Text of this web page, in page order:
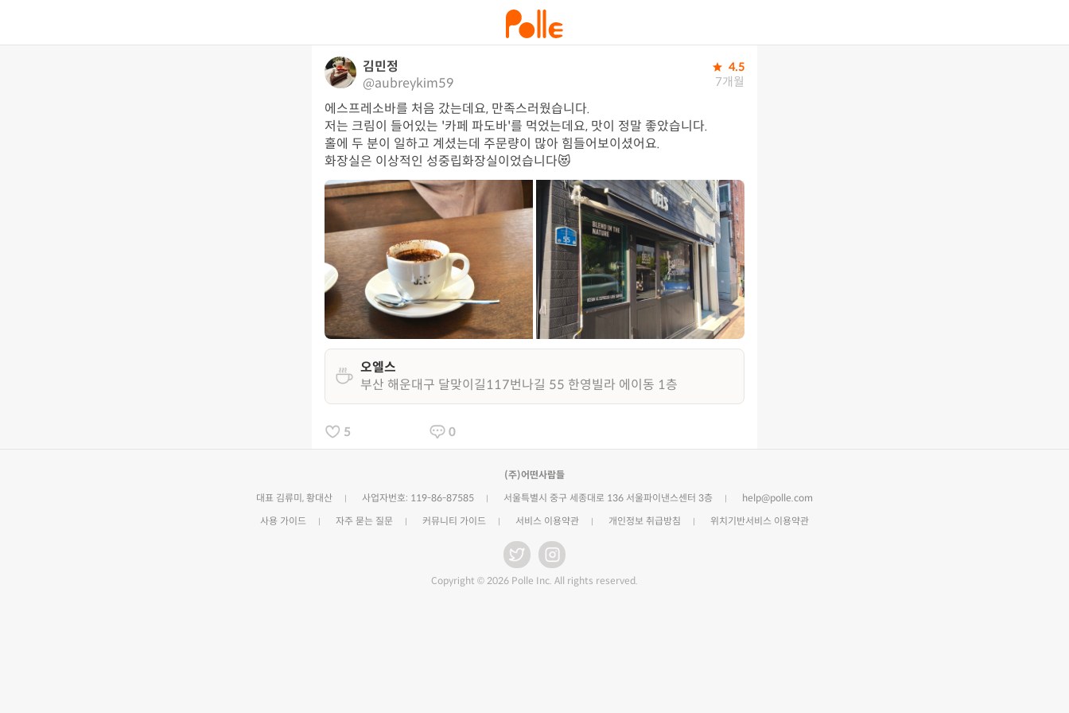
김민정
@aubreykim59
4.5
7개월
에스프레소바를 처음 갔는데요, 만족스러웠습니다.
저는 크림이 들어있는 '카페 파도바'를 먹었는데요, 맛이 정말 좋았습니다.
홀에 두 분이 일하고 계셨는데 주문량이 많아 힘들어보이셨어요.
화장실은 이상적인 성중립화장실이었습니다😻
오엘스
부산 해운대구 달맞이길117번나길 55 한영빌라 에이동 1층
5 0
(주)어떤사람들
대표 김류미, 황대산
사업자번호: 119-86-87585 서울특별시 중구 세종대로 136 서울파이낸스센터 3층
help@polle.com
사용 가이드
자주 묻는 질문 커뮤니티 가이드 서비스 이용약관 개인정보 취급방침 위치기반서비스 이용약관
Copyright © 2026 Polle Inc. All rights reserved.